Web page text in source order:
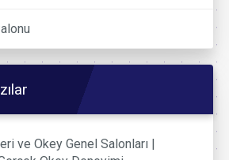
ve Okey Genel Salonları |